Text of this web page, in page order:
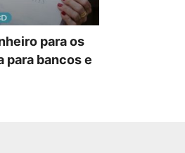
para os
para bancos e